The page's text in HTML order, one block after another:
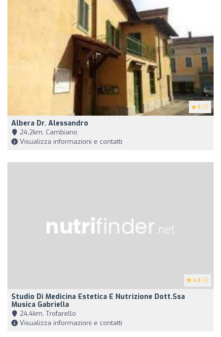
5 (7)
Albera Dr. Alessandro
24,2km, Cambiano
Visualizza informazioni e contatti
4.3 (4)
Studio Di Medicina Estetica E Nutrizione Dott.ssa
Musica Gabriella
24,4km, Trofarello
Visualizza informazioni e contatti